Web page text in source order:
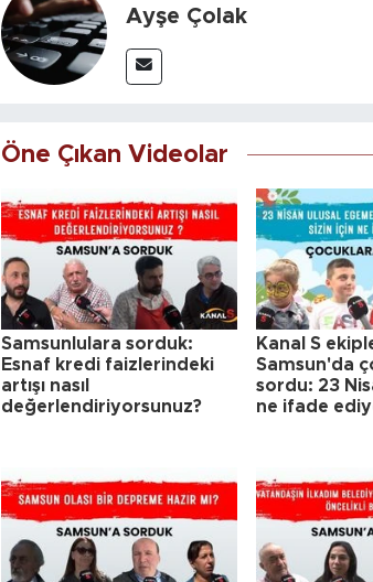
Ayşe Çolak
Öne Çıkan Videolar
Samsunlulara sorduk:
Esnaf kredi faizlerindeki
artışı nasıl
değerlendiriyorsunuz?
Kanal S
Samsun'da
sordu: 23
ne ifade